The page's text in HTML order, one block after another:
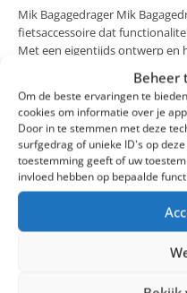
Beheer
Om de beste ervaringen te
cookies om informatie over je
Door in te stemmen met deze
surfgedrag of unieke ID's op
toestemming geeft of uw
invloed hebben op bepaalde
Mik Bagagedrager Mik
fietsaccessoire dat
Met een eigentijds ontwerp en
Mik Bagagedrager een
vervoeren van bagage op je
met oog voor detail en
om tassen, manden en andere
boodschappen doet, naar het
ontspannen fietstocht maakt,
efficiëntie en stijl toe aan elke
Tas inhoud